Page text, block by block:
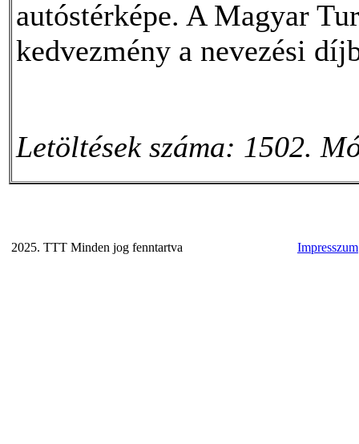
autóstérképe. A Magyar
kedvezmény a nevezési
Letöltések száma: 1502.
2025. TTT Minden jog fenntartva Impresszum